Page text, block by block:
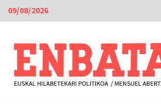
Skip
to
content
09/08/2026